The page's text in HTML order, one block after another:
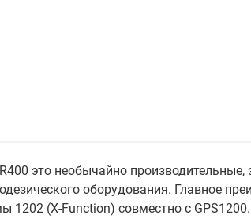
это необычайно
оборудования. Главное
1202 (X-Function) совместно с